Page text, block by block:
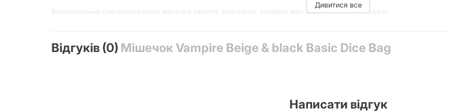
Використання спеціалізованого мішечка замість звичайних коробок має кілька вагомих переваг:
Відсутність шуму:Кубики всередині тканинного мішечка не гримлять, що дозволяє зберігати їх у сумці чи
ігроклуб.
Дивитися все
Відгуків (0) Мішечок Vampire Beige & black Basic Dice Bag
Написати відгук